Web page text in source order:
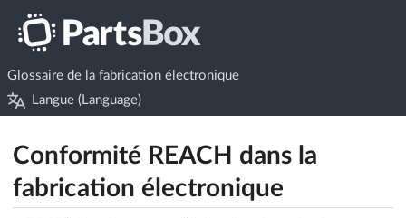
Glossaire de la fabrication électronique
Langue (Language)
Conformité REACH dans la
fabrication électronique